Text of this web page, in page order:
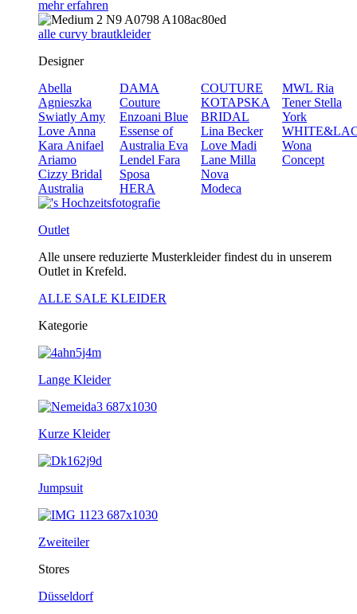
mehr erfahren
alle curvy brautkleider
Designer
Abella
Agnieszka
Swiatly Amy
Love Anna
Kara Anifael
Ariamo
Cizzy Bridal
Australia
DAMA
Couture
Enzoani Blue
Essense of
Australia Eva
Lendel Fara
Sposa
HERA
COUTURE
KOTAPSKA
BRIDAL
Lina Becker
Love Madi
Lane Milla
Nova
Modeca
MWL Ria
Tener Stella
York
Wona
Concept
Outlet
Alle unsere reduzierte Musterkleider findest du in unserem
Outlet in Krefeld.
ALLE SALE KLEIDER
Kategorie
Lange Kleider
Kurze Kleider
Jumpsuit
Zweiteiler
Stores
Düsseldorf